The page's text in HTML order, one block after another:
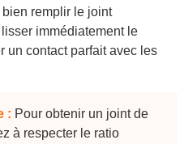
remplir le joint
immédiatement le
un contact parfait avec les
: Pour obtenir un joint de
à respecter le ratio